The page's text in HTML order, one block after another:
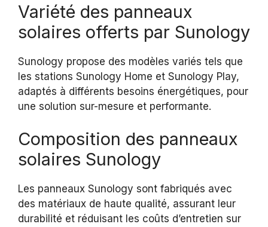
Variété des panneaux
solaires offerts par Sunology
Sunology propose des modèles variés tels que
les stations Sunology Home et Sunology Play,
adaptés à différents besoins énergétiques, pour
une solution sur-mesure et performante.
Composition des panneaux
solaires Sunology
Les panneaux Sunology sont fabriqués avec
des matériaux de haute qualité, assurant leur
durabilité et réduisant les coûts d’entretien sur